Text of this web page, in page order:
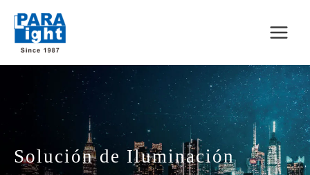
Solución de Iluminación